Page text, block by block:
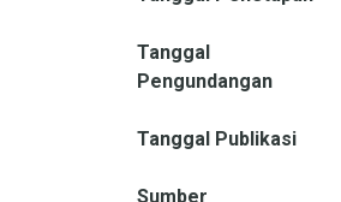
Tanggal
Pengundangan
Tanggal Publikasi
Sumber